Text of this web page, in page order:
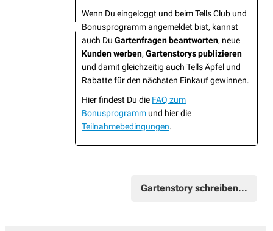
Wenn Du eingeloggt und beim Tells Club und
Bonusprogramm angemeldet bist, kannst
auch Du Gartenfragen beantworten, neue
Kunden werben, Gartenstorys publizieren
und damit gleichzeitig auch Tells Äpfel und
Rabatte für den nächsten Einkauf gewinnen.
Hier findest Du die FAQ zum
Bonusprogramm und hier die
Teilnahmebedingungen.
Gartenstory schreiben...